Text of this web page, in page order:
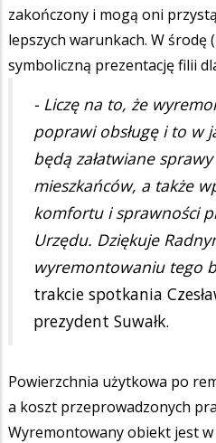
zakończony i mogą oni
lepszych warunkach. W środę
symboliczną prezentację filii
- Liczę na to, że
poprawi obsługę i to w
będą załatwiane
mieszkańców, a także
komfortu i sprawności
Urzędu. Dziękuje
wyremontowaniu tego
trakcie spotkania
prezydent Suwałk.
Powierzchnia użytkowa po
a koszt przeprowadzonych
Wyremontowany obiekt jest